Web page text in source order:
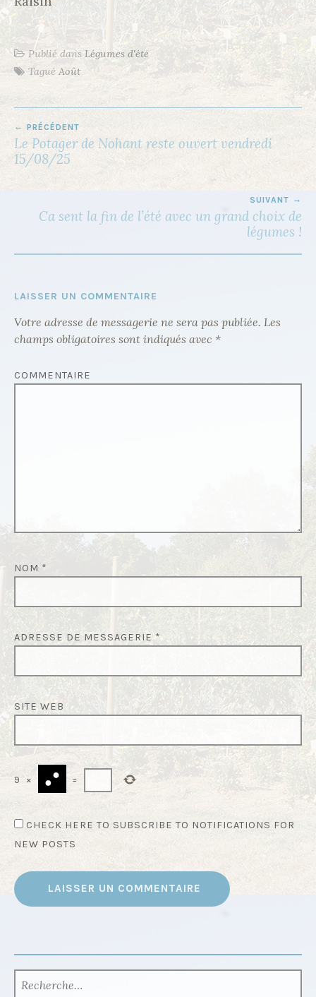
Publié dans Légumes d'été
Tagué Août
N
A
T
O
N
D
L
L
PRÉCÉDENT
Le Potager de Nohant reste ouvert vendredi
15/08/25
SUIVANT
Ca sent la fin de l’été avec un grand choix de
légumes !
LAISSER UN COMMENTAIRE
Votre adresse de messagerie ne sera pas publiée. Les
champs obligatoires sont indiqués avec *
COMMENTAIRE
NOM *
ADRESSE DE MESSAGERIE *
SITE WEB
9 × =
CHECK HERE TO SUBSCRIBE TO NOTIFICATIONS FOR
NEW POSTS